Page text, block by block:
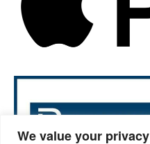
We value your privacy